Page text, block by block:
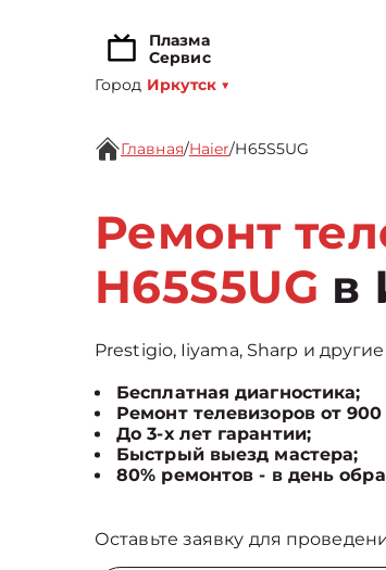
Плазма
Сервис
Город Иркутск ▼
Главная/Haier/H65S5UG
Ремонт
H65S5UG в
Prestigio, Iiyama, Sharp и
Бесплатная диагностика;
Ремонт телевизоров от
До 3-х лет гарантии;
Быстрый выезд мастера;
80% ремонтов - в день
Оставьте заявку для